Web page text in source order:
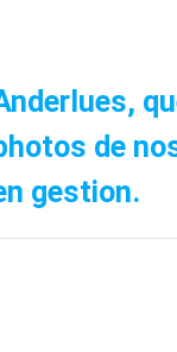
de
gestion.